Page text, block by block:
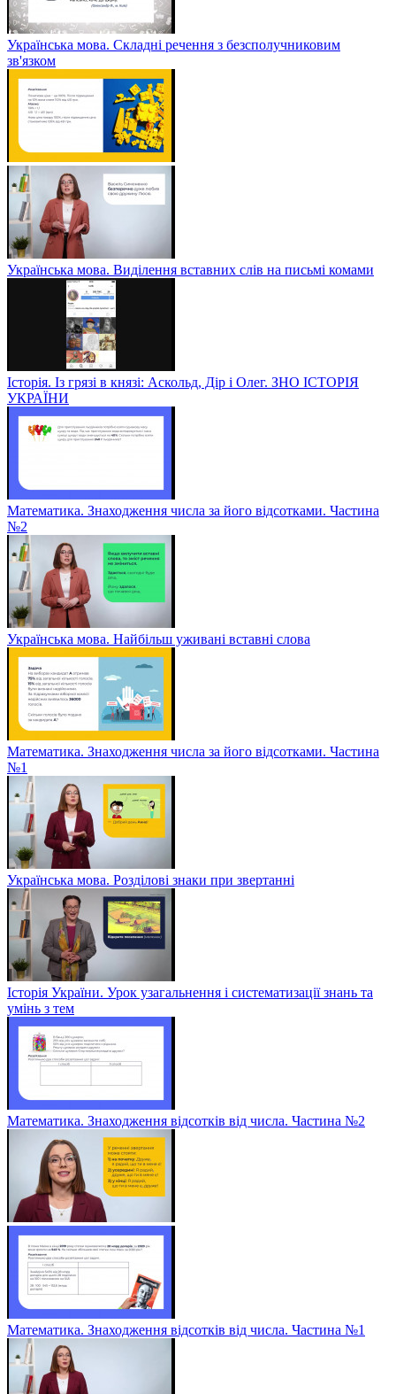
Українська мова. Складні речення з безсполучниковим
зв'язком
Українська мова. Виділення вставних слів на письмі комами
Історія. Із грязі в князі: Аскольд, Дір і Олег. ЗНО ІСТОРІЯ
УКРАЇНИ
Математика. Знаходження числа за його відсотками. Частина
№2
Українська мова. Найбільш уживані вставні слова
Математика. Знаходження числа за його відсотками. Частина
№1
Українська мова. Розділові знаки при звертанні
Історія України. Урок узагальнення і систематизації знань та
умінь з тем
Математика. Знаходження відсотків від числа. Частина №2
Математика. Знаходження відсотків від числа. Частина №1